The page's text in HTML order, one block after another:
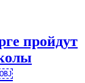
пройдут